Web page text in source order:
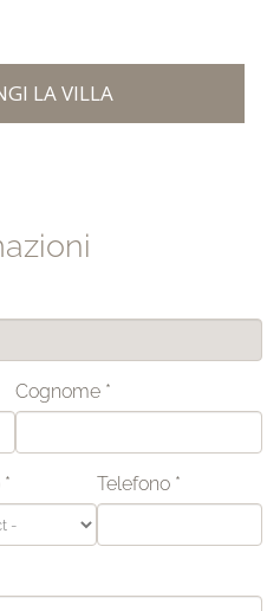
LA VILLA
Cognome *
* Telefono *